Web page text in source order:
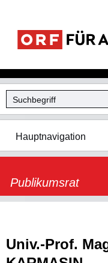
Hauptnavigation
Publikumsrat
Univ.-Prof.